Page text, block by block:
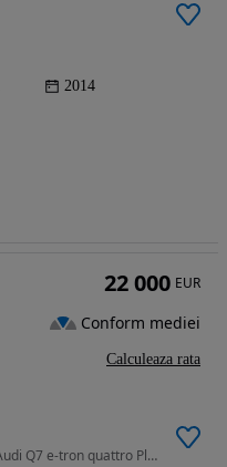
2014
2967 cm3 • 373 CP • Vand sau Schimb Audi Q7 e-tron quattro Plug-in Hybrid
22 000 EUR
Conform mediei
Calculeaza rata